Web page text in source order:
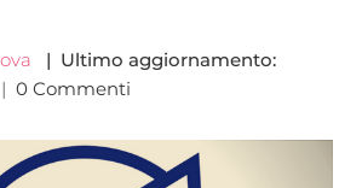
| Ultimo aggiornamento:
0 Commenti